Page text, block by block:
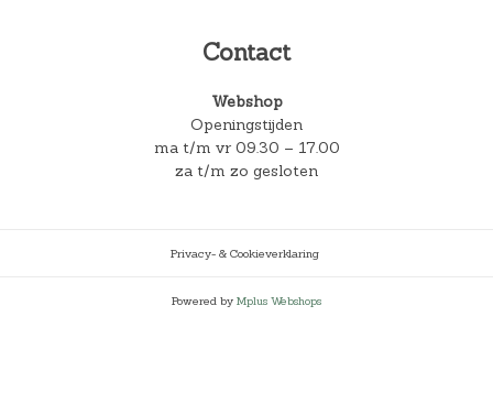
Contact
Webshop
Openingstijden
ma t/m vr 09.30 – 17.00
za t/m zo gesloten
Privacy- & Cookieverklaring
Powered by Mplus Webshops